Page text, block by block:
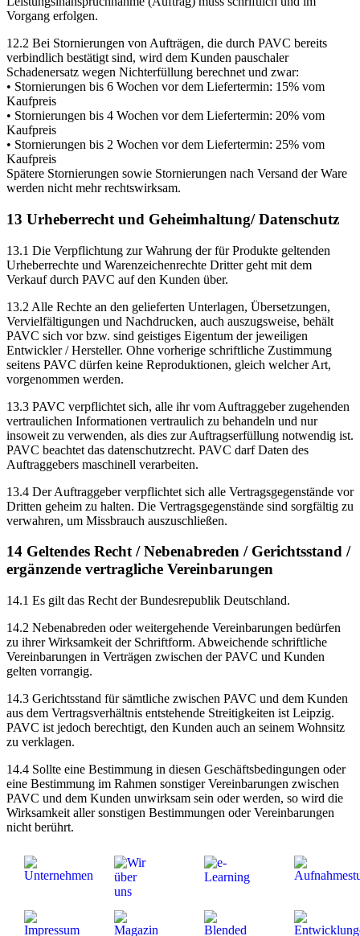
Vorgang erfolgen.
12.2 Bei Stornierungen von Aufträgen, die durch PAVC bereits
verbindlich bestätigt sind, wird dem Kunden pauschaler
Schadenersatz wegen Nichterfüllung berechnet und zwar:
• Stornierungen bis 6 Wochen vor dem Liefertermin: 15% vom
Kaufpreis
• Stornierungen bis 4 Wochen vor dem Liefertermin: 20% vom
Kaufpreis
• Stornierungen bis 2 Wochen vor dem Liefertermin: 25% vom
Kaufpreis
Spätere Stornierungen sowie Stornierungen nach Versand der Ware
werden nicht mehr rechtswirksam.
13 Urheberrecht und Geheimhaltung/ Datenschutz
13.1 Die Verpflichtung zur Wahrung der für Produkte geltenden
Urheberrechte und Warenzeichenrechte Dritter geht mit dem
Verkauf durch PAVC auf den Kunden über.
13.2 Alle Rechte an den gelieferten Unterlagen, Übersetzungen,
Vervielfältigungen und Nachdrucken, auch auszugsweise, behält
PAVC sich vor bzw. sind geistiges Eigentum der jeweiligen
Entwickler / Hersteller. Ohne vorherige schriftliche Zustimmung
seitens PAVC dürfen keine Reproduktionen, gleich welcher Art,
vorgenommen werden.
13.3 PAVC verpflichtet sich, alle ihr vom Auftraggeber zugehenden
vertraulichen Informationen vertraulich zu behandeln und nur
insoweit zu verwenden, als dies zur Auftragserfüllung notwendig ist.
PAVC beachtet das datenschutzrecht. PAVC darf Daten des
Auftraggebers maschinell verarbeiten.
13.4 Der Auftraggeber verpflichtet sich alle Vertragsgegenstände vor
Dritten geheim zu halten. Die Vertragsgegenstände sind sorgfältig zu
verwahren, um Missbrauch auszuschließen.
14 Geltendes Recht / Nebenabreden / Gerichtsstand /
ergänzende vertragliche Vereinbarungen
14.1 Es gilt das Recht der Bundesrepublik Deutschland.
14.2 Nebenabreden oder weitergehende Vereinbarungen bedürfen
zu ihrer Wirksamkeit der Schriftform. Abweichende schriftliche
Vereinbarungen in Verträgen zwischen der PAVC und Kunden
gelten vorrangig.
14.3 Gerichtsstand für sämtliche zwischen PAVC und dem Kunden
aus dem Vertragsverhältnis entstehende Streitigkeiten ist Leipzig.
PAVC ist jedoch berechtigt, den Kunden auch an seinem Wohnsitz
zu verklagen.
14.4 Sollte eine Bestimmung in diesen Geschäftsbedingungen oder
eine Bestimmung im Rahmen sonstiger Vereinbarungen zwischen
PAVC und dem Kunden unwirksam sein oder werden, so wird die
Wirksamkeit aller sonstigen Bestimmungen oder Vereinbarungen
nicht berührt.